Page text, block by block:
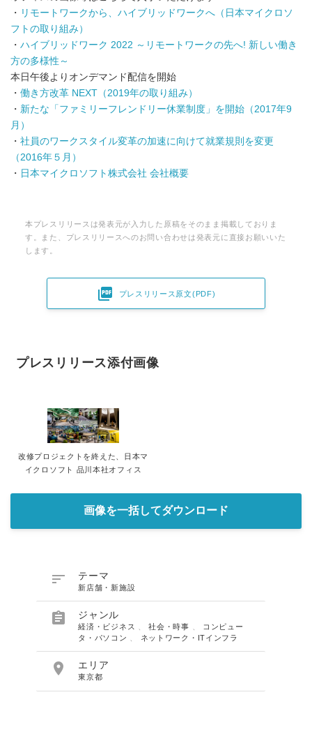
・ リモートワークから、ハイブリッドワークへ（日本マイクロソ
フトの取り組み）
・ ハイブリッドワーク 2022 ～リモートワークの先へ! 新しい働き
方の多様性～
本日午後よりオンデマンド配信を開始
・ 働き方改革 NEXT（2019年の取り組み）
・ 新たな「ファミリーフレンドリー休業制度」を開始（2017年9
月）
・ 社員のワークスタイル変革の加速に向けて就業規則を変更
（2016年５月）
・ 日本マイクロソフト株式会社 会社概要
本プレスリリースは発表元が入力した原稿をそのまま掲載しておりま
す。また、プレスリリースへのお問い合わせは発表元に直接お願いいた
します。
 プレスリリース原文(PDF)
プレスリリース添付画像
改修プロジェクトを終えた、日本マ
イクロソフト 品川本社オフィス
画像を一括してダウンロード
 テーマ
新店舗・新施設
 ジャンル
経済・ビジネス 、社会・時事
コンピュー
タ・パソコン
ネットワーク・ITインフラ
 エリア
東京都